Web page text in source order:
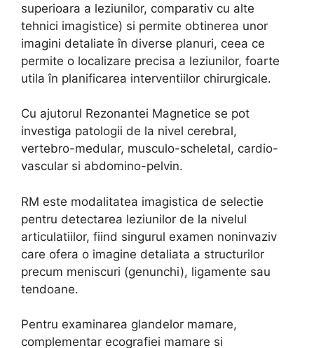
superioara a leziunilor, comparativ cu alte
tehnici imagistice) si permite obtinerea unor
imagini detaliate în diverse planuri, ceea ce
permite o localizare precisa a leziunilor, foarte
utila în planificarea interventiilor chirurgicale.
Cu ajutorul Rezonantei Magnetice se pot
investiga patologii de la nivel cerebral,
vertebro-medular, musculo-scheletal, cardio-
vascular si abdomino-pelvin.
RM este modalitatea imagistica de selectie
pentru detectarea leziunilor de la nivelul
articulatiilor, fiind singurul examen noninvaziv
care ofera o imagine detaliata a structurilor
precum meniscuri (genunchi), ligamente sau
tendoane.
Pentru examinarea glandelor mamare,
complementar ecografiei mamare si